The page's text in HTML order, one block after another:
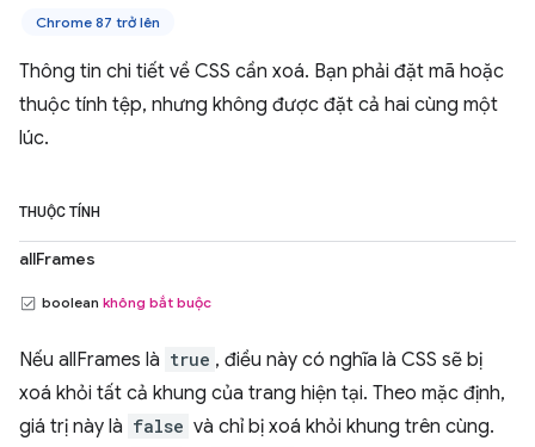
Chrome 87 trở lên
Thông tin chi tiết về CSS cần xoá. Bạn phải đặt mã hoặc
thuộc tính tệp, nhưng không được đặt cả hai cùng một
lúc.
THUỘC TÍNH
allFrames
boolean không bắt buộc
Nếu allFrames là true , điều này có nghĩa là CSS sẽ bị
xoá khỏi tất cả khung của trang hiện tại. Theo mặc định,
giá trị này là false và chỉ bị xoá khỏi khung trên cùng.